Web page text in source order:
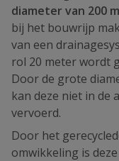
diameter van 200
bij het bouwrijp
van een
rol 20 meter wordt
Door de grote
kan deze niet in de
vervoerd.
Door het
omwikkeling is